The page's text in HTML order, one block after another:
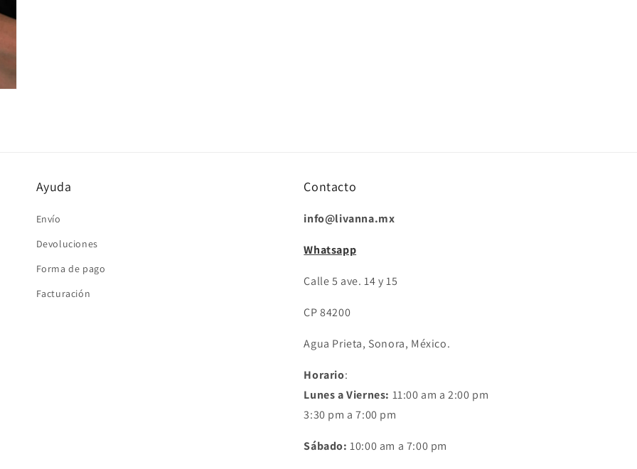
Ayuda
Envío
Devoluciones
Forma de pago
Facturación
Contacto
info@livanna.mx
Whatsapp
Calle 5 ave. 14 y 15
CP 84200
Agua Prieta, Sonora, México.
Horario:
Lunes a Viernes: 11:00 am a 2:00 pm
3:30 pm a 7:00 pm
Sábado:10:00 am a 7:00 pm